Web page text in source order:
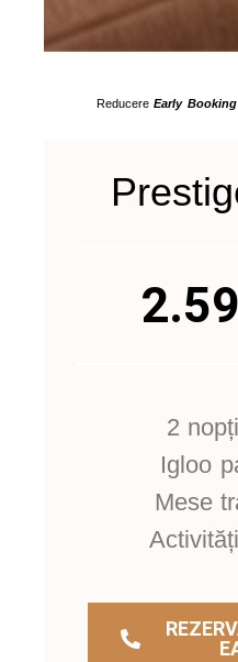
ReducereEarly Booking
2
Igloo
Mese